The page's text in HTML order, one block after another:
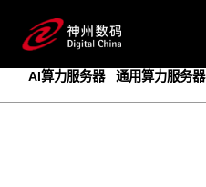
AI算力服务器
通用算力服务器